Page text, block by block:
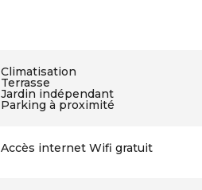
Climatisation
Terrasse
Jardin indépendant
Parking à proximité
Accès internet Wifi gratuit